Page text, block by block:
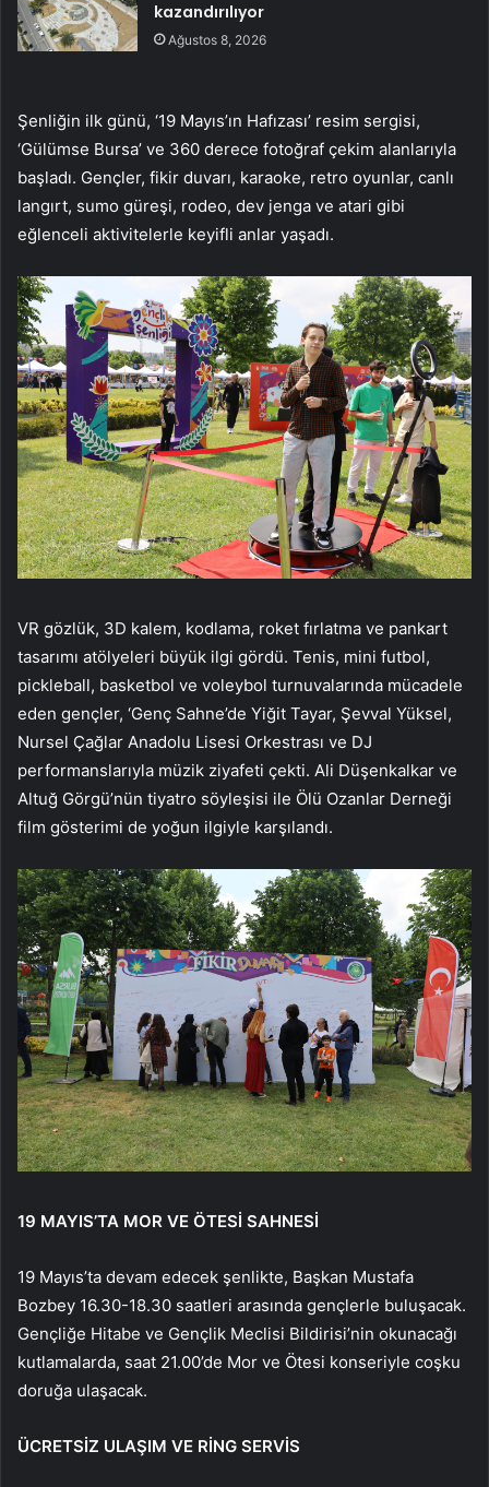
kazandırılıyor
Ağustos 8, 2026
Şenliğin ilk günü, ‘19 Mayıs’ın Hafızası’ resim sergisi,
‘Gülümse Bursa’ ve 360 derece fotoğraf çekim alanlarıyla
başladı. Gençler, fikir duvarı, karaoke, retro oyunlar, canlı
langırt, sumo güreşi, rodeo, dev jenga ve atari gibi
eğlenceli aktivitelerle keyifli anlar yaşadı.
VR gözlük, 3D kalem, kodlama, roket fırlatma ve pankart
tasarımı atölyeleri büyük ilgi gördü. Tenis, mini futbol,
pickleball, basketbol ve voleybol turnuvalarında mücadele
eden gençler, ‘Genç Sahne’de Yiğit Tayar, Şevval Yüksel,
Nursel Çağlar Anadolu Lisesi Orkestrası ve DJ
performanslarıyla müzik ziyafeti çekti. Ali Düşenkalkar ve
Altuğ Görgü’nün tiyatro söyleşisi ile Ölü Ozanlar Derneği
film gösterimi de yoğun ilgiyle karşılandı.
19 MAYIS’TA MOR VE ÖTESİ SAHNESİ
19 Mayıs’ta devam edecek şenlikte, Başkan Mustafa
Bozbey 16.30-18.30 saatleri arasında gençlerle buluşacak.
Gençliğe Hitabe ve Gençlik Meclisi Bildirisi’nin okunacağı
kutlamalarda, saat 21.00’de Mor ve Ötesi konseriyle coşku
doruğa ulaşacak.
ÜCRETSİZ ULAŞIM VE RİNG SERVİS